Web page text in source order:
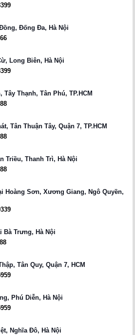
Đống Đa, Hà Nội
Long Biên, Hà Nội
Tây Thạnh, Tân Phú, TP.HCM
Tân Thuận Tây, Quận 7, TP.HCM
Triều, Thanh Trì, Hà Nội
Hoàng Sơn, Xương Giang, Ngô Quyền,
Bà Trưng, Hà Nội
Tân Quy, Quận 7, HCM
Phú Diễn, Hà Nội
Nghĩa Đô, Hà Nội